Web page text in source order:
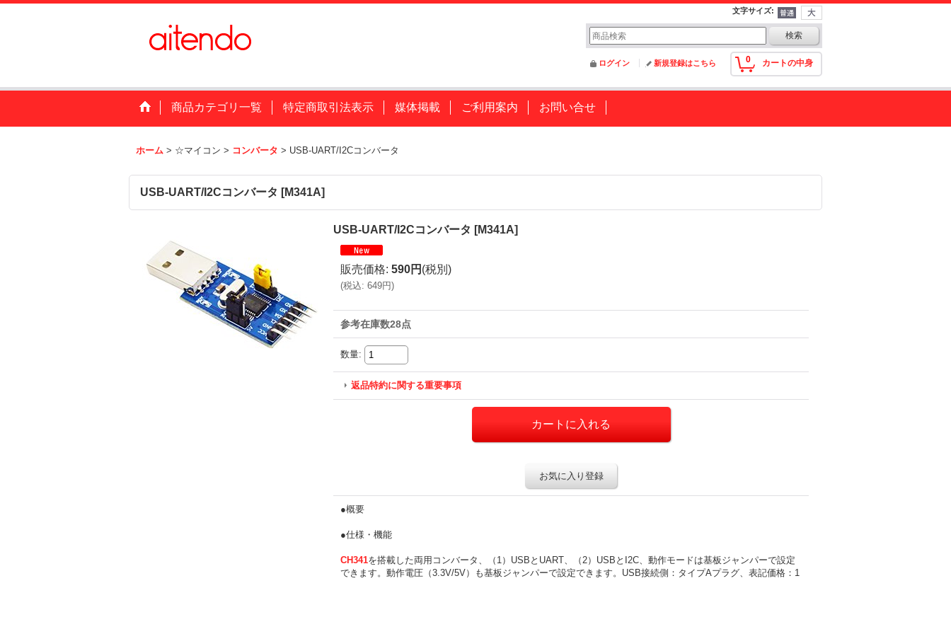
文字サイズ:
0 カートの中身
ログイン 新規登録はこちら
商品カテゴリ一覧 特定商取引法表示 媒体掲載 ご利用案内 お問い合せ
ホーム > ☆マイコン > コンバータ > USB-UART/I2Cコンバータ
USB-UART/I2Cコンバータ [M341A]
USB-UART/I2Cコンバータ [M341A]
販売価格: 590円 (税別)
(税込: 649円)
参考在庫数28点
数量:
返品特約に関する重要事項
お気に入り登録
●概要
●仕様・機能
CH341を搭載した両用コンバータ、（1）USBとUART、（2）USBとI2C、動作モードは基板ジャンパーで設定
できます。動作電圧（3.3V/5V）も基板ジャンパーで設定できます。USB接続側：タイプAプラグ、表記価格：1